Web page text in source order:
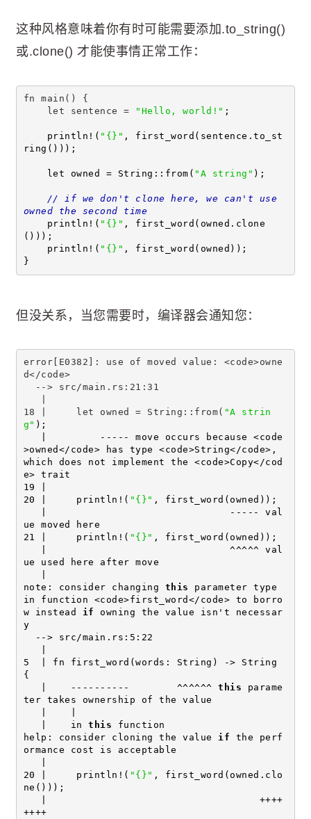
这种风格意味着你有时可能需要添加.to_string()
或.clone() 才能使事情正常工作：
fn main() {
let sentence =
"Hello, world!" ;
println!( "{}" , first_word(sentence.to_st
ring()));
let owned = String::from( "A string" );
// if we don't clone here, we can't use
owned the second time
println!( "{}" , first_word(owned.clone
()));
println!( "{}" , first_word(owned));
}
但没关系，当您需要时，编译器会通知您：
error[E0382]: use of moved value: <code>owne
d</code>
--> src/main.rs:21:31
18 |     let owned = String::from( "A strin
g" );
|         ----- move occurs because <code
>owned</code> has type <code>String</code>,
which does not implement the <code>Copy</cod
e> trait
19 |
20 |     println!( "{}" , first_word(owned));
|                               ----- val
ue moved here
21 |     println!( "{}" , first_word(owned));
|                               ^^^^^ val
ue used here after move
note: consider changing this parameter type
in function <code>first_word</code> to borro
w instead if owning the value isn't necessar
y
--> src/main.rs:5:22
5  | fn first_word(words: String) -> String
{
|    ----------        ^^^^^^ this parame
ter takes ownership of the value
|    in this function
help: consider cloning the value if the perf
ormance cost is acceptable
20 |     println!( "{}" , first_word(owned.clo
ne()));
|                                    ++++
++++